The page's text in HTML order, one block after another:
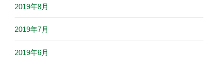
2019年8月
2019年7月
2019年6月